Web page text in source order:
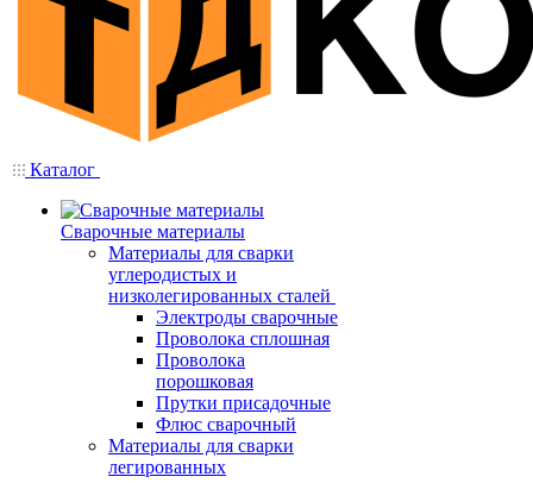
Каталог
Сварочные материалы
Материалы для сварки
углеродистых и
низколегированных сталей
Электроды сварочные
Проволока сплошная
Проволока
порошковая
Прутки присадочные
Флюс сварочный
Материалы для сварки
легированных